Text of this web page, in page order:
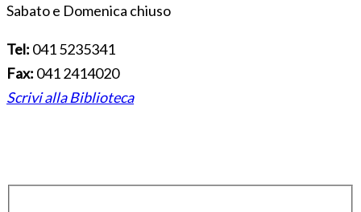
Sabato e Domenica chiuso
Tel: 041 5235341
Fax: 041 2414020
Scrivi alla Biblioteca